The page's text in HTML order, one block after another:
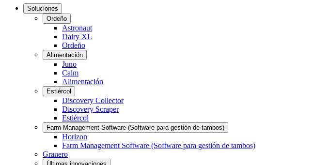
Soluciones
Ordeño
Astronaut
Dairy XL
Ordeño
Alimentación
Juno
Calm
Alimentación
Estiércol
Discovery Collector
Discovery Scraper
Estiércol
Farm Management Software (Software para gestión de tambos)
Horizon
Farm Management Software (Software para gestión de tambos)
Granero